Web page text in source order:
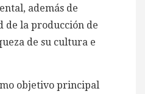
además de
de la producción de
de su cultura e
objetivo principal